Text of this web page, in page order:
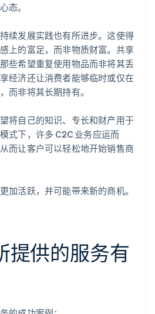
态。
续发展实践也有所进步。这使得
上的富足，而非物质财富。共享
些希望重复使用物品而非将其丢
经济还让消费者能够临时或仅在
而非将其长期持有。
将自己的知识、专长和财产用于
式下，许多 C2C 业务应运而
而让客户可以轻松地开始销售商
加活跃，并可能带来新的商机。
提供的服务有